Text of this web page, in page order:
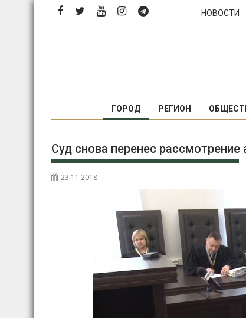
Перейти
НОВОСТИ
ГОРОД РЕГИОН
Суд снова перенес
23.11.2018